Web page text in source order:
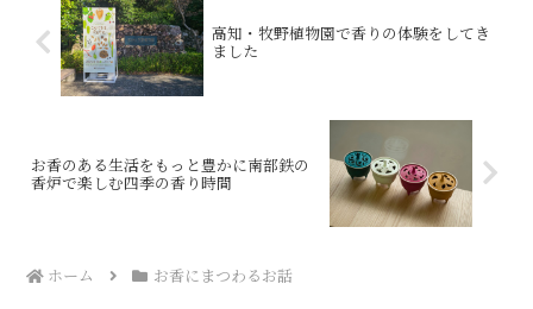
高知・牧野植物園で香りの体験をしてき
ました
お香のある生活をもっと豊かに南部鉄の
香炉で楽しむ四季の香り時間
ホーム お香にまつわるお話